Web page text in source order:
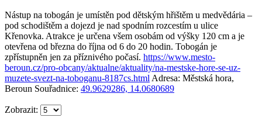
Nástup na tobogán je umístěn pod dětským hřištěm u medvědária –
pod schodištěm a dojezd je nad spodním rozcestím u ulice
Křenovka. Atrakce je určena všem osobám od výšky 120 cm a je
otevřena od března do října od 6 do 20 hodin. Tobogán je
zpřístupněn jen za příznivého počasí. https://www.mesto-
beroun.cz/pro-obcany/aktualne/aktuality/na-mestske-hore-se-uz-
muzete-svezt-na-toboganu-8187cs.html Adresa: Městská hora,
Beroun Souřadnice: 49.9629286, 14.0680689
Zobrazit: